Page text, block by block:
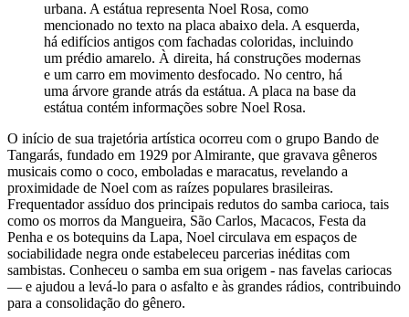
urbana. A estátua representa Noel Rosa, como
mencionado no texto na placa abaixo dela. A esquerda,
há edifícios antigos com fachadas coloridas, incluindo
um prédio amarelo. À direita, há construções modernas
e um carro em movimento desfocado. No centro, há
uma árvore grande atrás da estátua. A placa na base da
estátua contém informações sobre Noel Rosa.
O início de sua trajetória artística ocorreu com o grupo Bando de
Tangarás, fundado em 1929 por Almirante, que gravava gêneros
musicais como o coco, emboladas e maracatus, revelando a
proximidade de Noel com as raízes populares brasileiras.
Frequentador assíduo dos principais redutos do samba carioca, tais
como os morros da Mangueira, São Carlos, Macacos, Festa da
Penha e os botequins da Lapa, Noel circulava em espaços de
sociabilidade negra onde estabeleceu parcerias inéditas com
sambistas. Conheceu o samba em sua origem - nas favelas cariocas
— e ajudou a levá-lo para o asfalto e às grandes rádios, contribuindo
para a consolidação do gênero.